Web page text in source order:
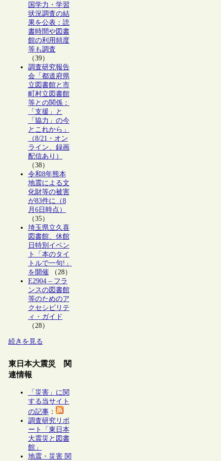
国学力・学習
状況調査の結
果を公表：読
書時間や図書
館の利用頻度
等も調査
（39）
調査研究報告
会「都道府県
立図書館と市
町村立図書館
等との関係：
「支援」と
「協力」の今
とこれから」
（8/21・オン
ライン、録画
配信あり）
（38）
令和8年熊本
地震による文
化財等の被害
が83件に（8
月6日時点）
（35）
埼玉県立久喜
図書館、休館
日特別イベン
ト「本のタイ
トルで一句!」
を開催（28）
E2904 – フラ
ンスの図書館
等のためのア
クセシビリテ
ィ・ガイド
（28）
続きを見る
東日本大震災 関
連情報
「災害」に関
する当サイト
の記事：
調査研究リポ
ート「東日本
大震災と図書
館」
地震・災害 関